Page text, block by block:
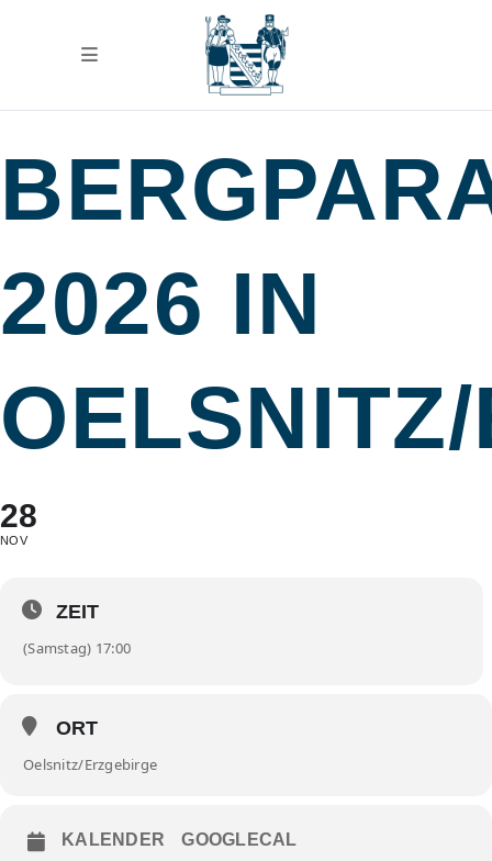
2026 IN
28
NOV
ZEIT
(Samstag) 17:00
ORT
Oelsnitz/Erzgebirge
KALENDER GOOGLECAL